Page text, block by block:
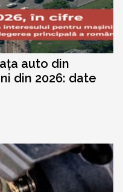
auto din
din 2026: date